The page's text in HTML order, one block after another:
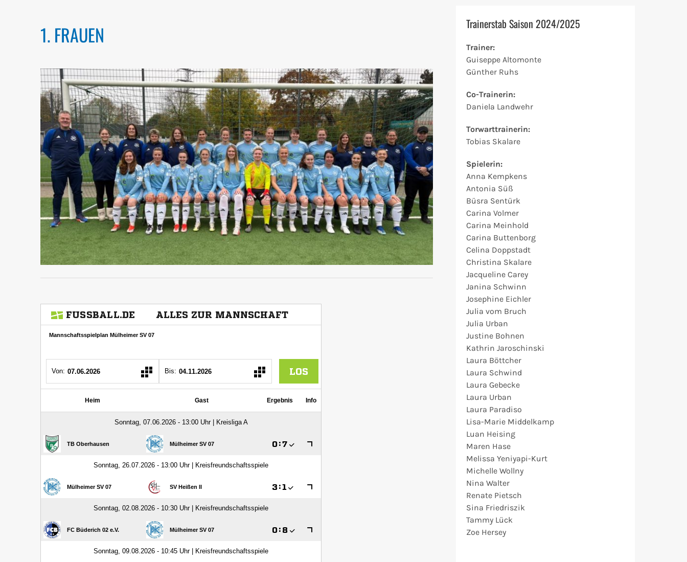
1. FRAUEN Trainerstab Saison 2024/2025
Trainer:
Guiseppe Altomonte
Günther Ruhs
Co-Trainerin:
Daniela Landwehr
Torwarttrainerin:
Tobias Skalare
Spielerin:
Anna Kempkens
Antonia Süß
Büsra Sentürk
Carina Volmer
Carina Meinhold
Carina Buttenborg
Celina Doppstadt
Christina Skalare
Jacqueline Carey
Janina Schwinn
Josephine Eichler
Julia vom Bruch
Julia Urban
Justine Bohnen
Kathrin Jaroschinski
Laura Böttcher
Laura Schwind
Laura Gebecke
Laura Urban
Laura Paradiso
Lisa-Marie Middelkamp
Luan Heising
Maren Hase
Melissa Yeniyapi-Kurt
Michelle Wollny
Nina Walter
Renate Pietsch
Sina Friedriszik
Tammy Lück
Zoe Hersey